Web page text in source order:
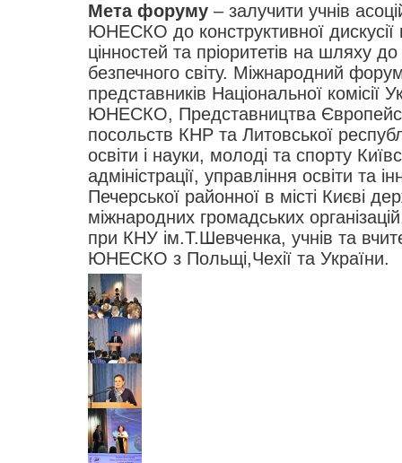
Мета форуму – залучити учнів
ЮНЕСКО до конструктивної
цінностей та пріоритетів на шляху
безпечного світу. Міжнародний
представників Національної комісії
ЮНЕСКО, Представництва
посольств КНР та Литовської
освіти і науки, молоді та спорту
адміністрації, управління освіти та
Печерської районної в місті Києві
міжнародних громадських
при КНУ ім.Т.Шевченка, учнів та
ЮНЕСКО з Польщі,Чехії та України.